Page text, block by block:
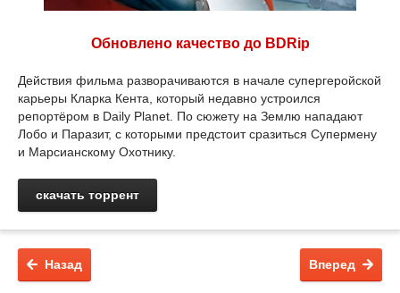
Обновлено качество до BDRip
Действия фильма разворачиваются в начале супергеройской
карьеры Кларка Кента, который недавно устроился
репортёром в Daily Planet. По сюжету на Землю нападают
Лобо и Паразит, с которыми предстоит сразиться Супермену
и Марсианскому Охотнику.
скачать торрент
Назад Вперед